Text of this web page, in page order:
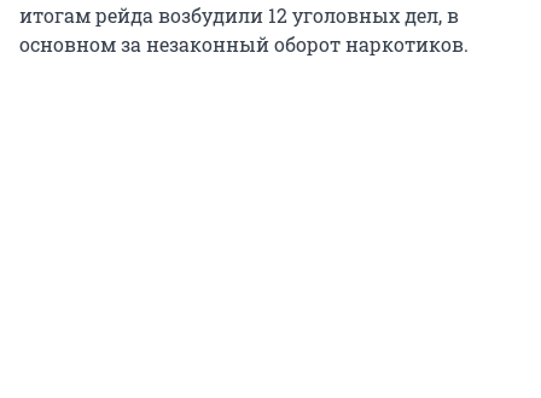
итогам рейда возбудили 12 уголовных дел, в
основном за незаконный оборот наркотиков.